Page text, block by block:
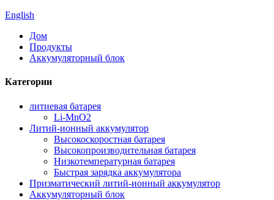
English
Дом
Продукты
Аккумуляторный блок
Категории
литиевая батарея
Li-MnO2
Литий-ионный аккумулятор
Высокоскоростная батарея
Высокопроизводительная батарея
Низкотемпературная батарея
Быстрая зарядка аккумулятора
Призматический литий-ионный аккумулятор
Аккумуляторный блок